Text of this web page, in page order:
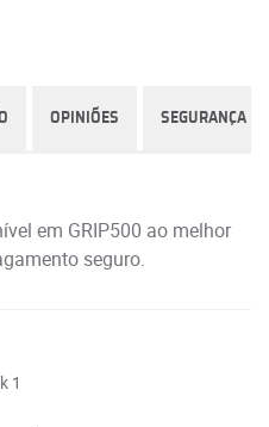
OPINIÕES SEGURANÇA
em GRIP500 ao melhor
seguro.
1